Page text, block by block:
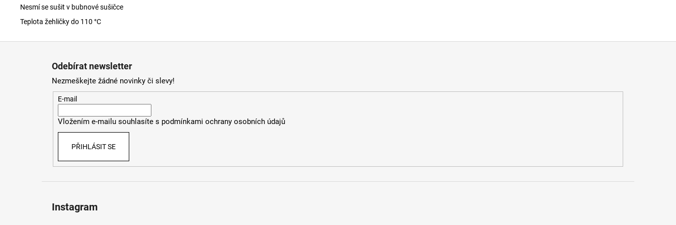
Nesmí se sušit v bubnové sušičce
Teplota žehličky do 110 °C
Odebírat newsletter
Nezmeškejte žádné novinky či slevy!
E-mail
Vložením e-mailu souhlasíte s podmínkami ochrany osobních údajů
PŘIHLÁSIT SE
Instagram